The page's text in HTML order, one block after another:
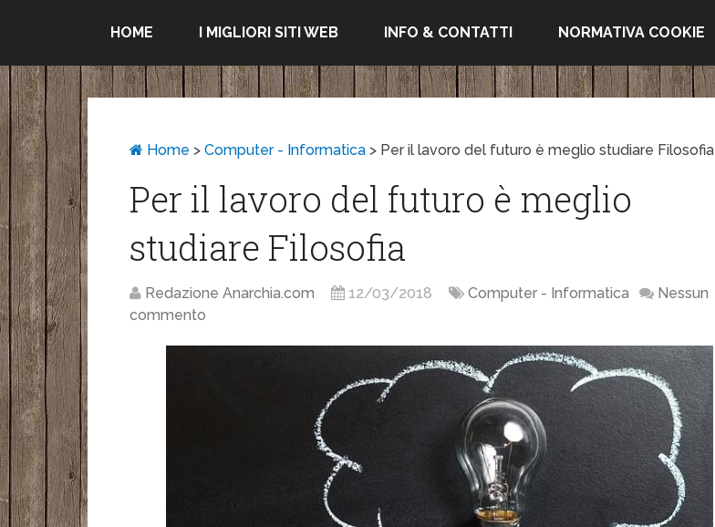
HOME I MIGLIORI SITI WEB INFO & CONTATTI NORMATIVA COOKIE
Home >Computer - Informatica > Per il lavoro del futuro è meglio studiare Filosofia
Per il lavoro del futuro è meglio
studiare Filosofia
Redazione Anarchia.com 12/03/2018 Computer - Informatica
Nessun
commento